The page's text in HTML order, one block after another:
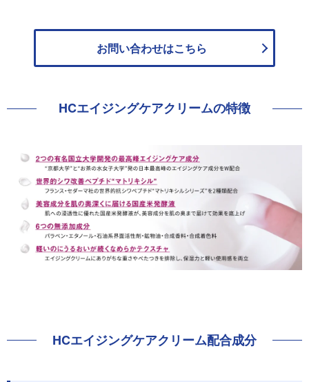
お問い合わせはこちら
HCエイジングケアクリームの特徴
HCエイジングケアクリーム配合成分